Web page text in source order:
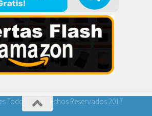
Todos los Derechos Reservados 2017